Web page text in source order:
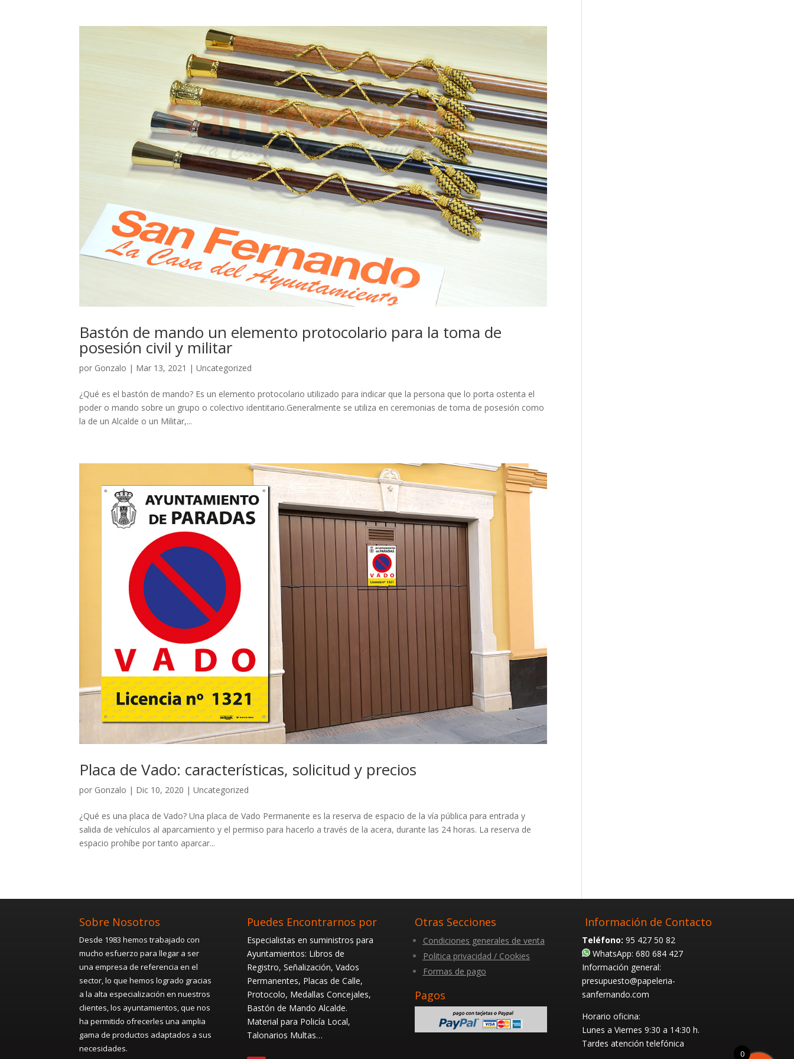
Bastón de mando un elemento protocolario para la toma de
posesión civil y militar
por Gonzalo | Mar 13, 2021 |Uncategorized
¿Qué es el bastón de mando? Es un elemento protocolario utilizado para indicar que la persona que lo porta ostenta el
poder o mando sobre un grupo o colectivo identitario.Generalmente se utiliza en ceremonias de toma de posesión como
la de un Alcalde o un Militar,...
Placa de Vado: características, solicitud y precios
por Gonzalo | Dic 10, 2020 |Uncategorized
¿Qué es una placa de Vado? Una placa de Vado Permanente es la reserva de espacio de la vía pública para entrada y
salida de vehículos al aparcamiento y el permiso para hacerlo a través de la acera, durante las 24 horas. La reserva de
espacio prohíbe por tanto aparcar...
Sobre Nosotros
Desde 1983 hemos trabajado con
mucho esfuerzo para llegar a ser
una empresa de referencia en el
sector, lo que hemos logrado gracias
a la alta especialización en nuestros
clientes, los ayuntamientos, que nos
ha permitido ofrecerles una amplia
gama de productos adaptados a sus
necesidades.
Puedes Encontrarnos por
Especialistas en suministros para
Ayuntamientos: Libros de
Registro, Señalización, Vados
Permanentes, Placas de Calle,
Protocolo, Medallas Concejales,
Bastón de Mando Alcalde.
Material para Policía Local,
Talonarios Multas…
Otras Secciones
Condiciones generales de venta
Politica privacidad / Cookies
Formas de pago
Pagos
Información de Contacto
Teléfono: 95 427 50 82
WhatsApp: 680 684 427
Información general:
presupuesto@papeleria-
sanfernando.com
Horario oficina:
Lunes a Viernes 9:30 a 14:30 h.
Tardes atención telefónica
0